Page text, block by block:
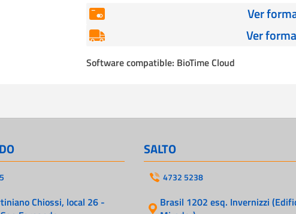
Ver
Ver
Software compatible: BioTime Cloud
Chiossi, local 26 -
SALTO
4732 5238
Brasil 1202 esq. Invernizzi